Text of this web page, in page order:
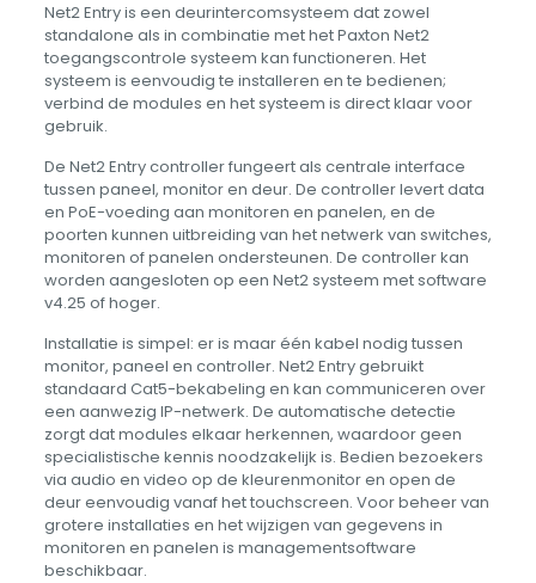
Net2 Entry is een deurintercomsysteem dat zowel
standalone als in combinatie met het Paxton Net2
toegangscontrole systeem kan functioneren. Het
systeem is eenvoudig te installeren en te bedienen;
verbind de modules en het systeem is direct klaar voor
gebruik.
De Net2 Entry controller fungeert als centrale interface
tussen paneel, monitor en deur. De controller levert data
en PoE-voeding aan monitoren en panelen, en de
poorten kunnen uitbreiding van het netwerk van switches,
monitoren of panelen ondersteunen. De controller kan
worden aangesloten op een Net2 systeem met software
v4.25 of hoger.
Installatie is simpel: er is maar één kabel nodig tussen
monitor, paneel en controller. Net2 Entry gebruikt
standaard Cat5-bekabeling en kan communiceren over
een aanwezig IP-netwerk. De automatische detectie
zorgt dat modules elkaar herkennen, waardoor geen
specialistische kennis noodzakelijk is. Bedien bezoekers
via audio en video op de kleurenmonitor en open de
deur eenvoudig vanaf het touchscreen. Voor beheer van
grotere installaties en het wijzigen van gegevens in
monitoren en panelen is managementsoftware
beschikbaar.